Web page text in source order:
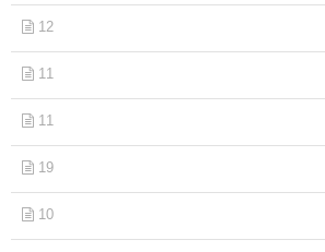
12
11
11
19
10